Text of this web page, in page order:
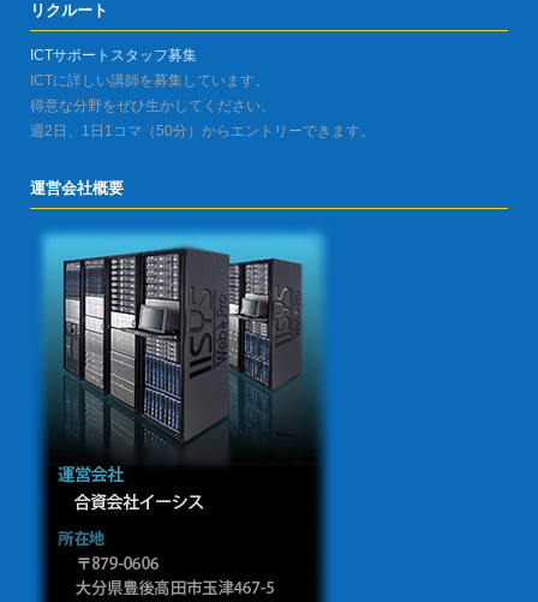
リクルート
ICTサポートスタッフ募集
ICTに詳しい講師を募集しています。
得意な分野をぜひ生かしてください。
週2日、1日1コマ（50分）からエントリーできます。
運営会社概要